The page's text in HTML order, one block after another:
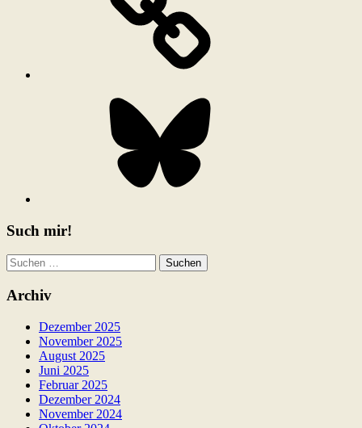
Such mir!
Suchen
nach:
Archiv
Dezember 2025
November 2025
August 2025
Juni 2025
Februar 2025
Dezember 2024
November 2024